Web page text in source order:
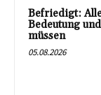
Befriedigt:
Bedeutung
müssen
05.08.2026